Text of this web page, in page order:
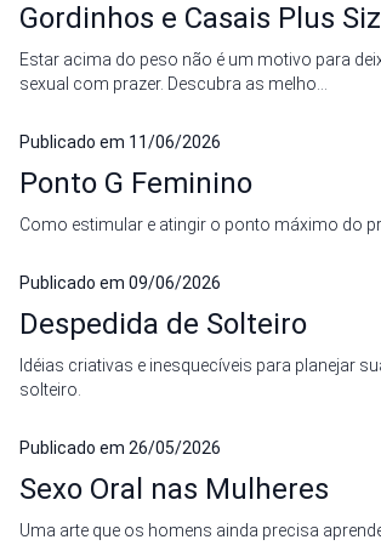
Gordinhos e Casais Plus
Estar acima do peso não é um motivo para
sexual com prazer. Descubra as melho...
Publicado em 11/06/2026
Ponto G Feminino
Como estimular e atingir o ponto máximo do
Publicado em 09/06/2026
Despedida de Solteiro
Idéias criativas e inesquecíveis para planejar
solteiro.
Publicado em 26/05/2026
Sexo Oral nas Mulheres
Uma arte que os homens ainda precisa